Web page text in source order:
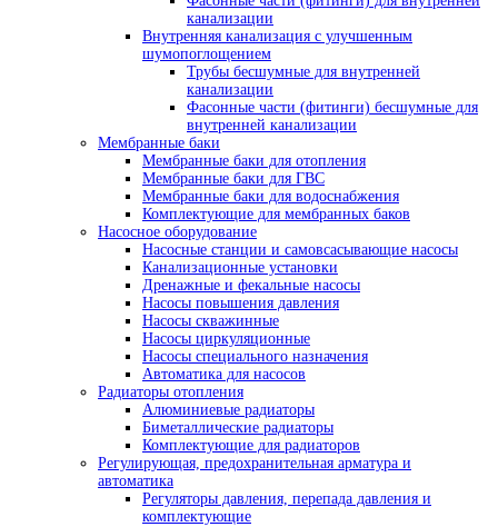
канализации
Внутренняя канализация с улучшенным
шумопоглощением
Трубы бесшумные для внутренней
канализации
Фасонные части (фитинги) бесшумные для
внутренней канализации
Мембранные баки
Мембранные баки для отопления
Мембранные баки для ГВС
Мембранные баки для водоснабжения
Комплектующие для мембранных баков
Насосное оборудование
Насосные станции и самовсасывающие насосы
Канализационные установки
Дренажные и фекальные насосы
Насосы повышения давления
Насосы скважинные
Насосы циркуляционные
Насосы специального назначения
Автоматика для насосов
Радиаторы отопления
Алюминиевые радиаторы
Биметаллические радиаторы
Комплектующие для радиаторов
Регулирующая, предохранительная арматура и
автоматика
Регуляторы давления, перепада давления и
комплектующие